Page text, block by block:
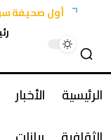
أول صحيفة
الرئيسية الأخبار